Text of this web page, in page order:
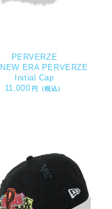
PERVERZE
NEW ERA PERVERZE
Initial Cap
11,000 円（税込）